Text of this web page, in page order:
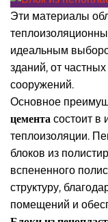
Эти материалы
идеальным
зданий, от
сооружений.
Основное
цемента состоит в
теплоизоляции.
блоков из
вспененного
структуру,
помещений и